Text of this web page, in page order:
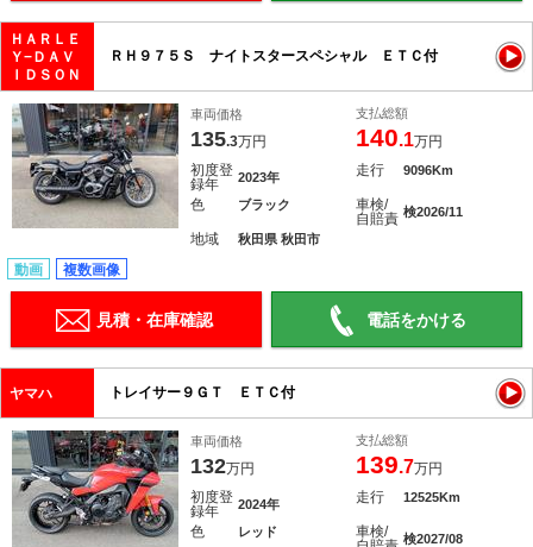
ＨＡＲＬＥ
Ｙ−ＤＡＶ
ＩＤＳＯＮ
ＲＨ９７５Ｓ ナイトスタースペシャル ＥＴＣ付
車両価格
135.3万円
支払総額
140.1万円
初度登
録年
2023年 走行 9096Km
色 ブラック
車検/
自賠責 検2026/11
地域 秋田県 秋田市
動画 複数画像
見積・在庫確認 電話をかける
ヤマハ トレイサー９ＧＴ ＥＴＣ付
車両価格
132万円
支払総額
139.7万円
初度登
録年
2024年 走行 12525Km
色 レッド
車検/
検2027/08